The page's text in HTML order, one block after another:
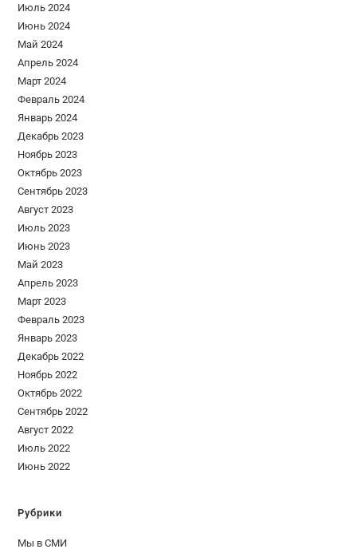
Июль 2024
Июнь 2024
Май 2024
Апрель 2024
Март 2024
Февраль 2024
Январь 2024
Декабрь 2023
Ноябрь 2023
Октябрь 2023
Сентябрь 2023
Август 2023
Июль 2023
Июнь 2023
Май 2023
Апрель 2023
Март 2023
Февраль 2023
Январь 2023
Декабрь 2022
Ноябрь 2022
Октябрь 2022
Сентябрь 2022
Август 2022
Июль 2022
Июнь 2022
Рубрики
Мы в СМИ